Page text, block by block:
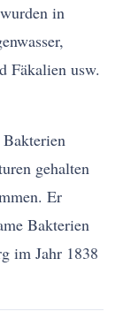
in
Fäkalien usw.
gehalten
Er
Bakterien
im Jahr 1838